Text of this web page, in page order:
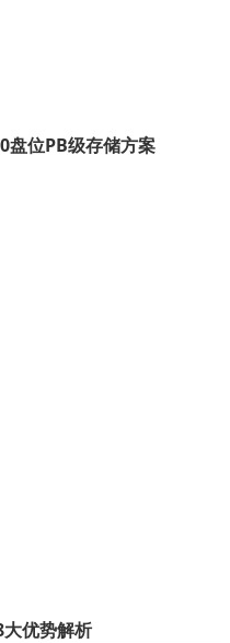
盘位PB级存储方案
优势解析